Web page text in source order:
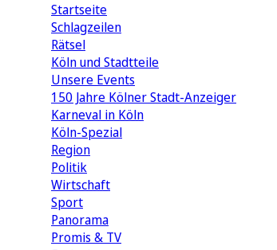
Startseite
Schlagzeilen
Rätsel
Köln und Stadtteile
Unsere Events
150 Jahre Kölner Stadt-Anzeiger
Karneval in Köln
Köln-Spezial
Region
Politik
Wirtschaft
Sport
Panorama
Promis & TV